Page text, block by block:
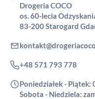
Drogeria COCO
os. 60-lecia
83-200 Starogard
+48 571 793 778
Poniedziałek - Piątek:
Sobota - Niedziela: